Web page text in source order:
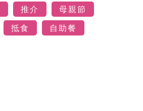
推介
母親節
抵食
自助餐